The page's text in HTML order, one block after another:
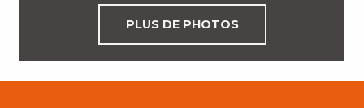
PLUS DE PHOTOS